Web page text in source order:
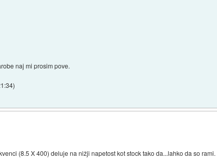
naj mi prosim pove.
)
(8.5 X 400) deluje na nižji napetost kot stock tako da...lahko da so rami.